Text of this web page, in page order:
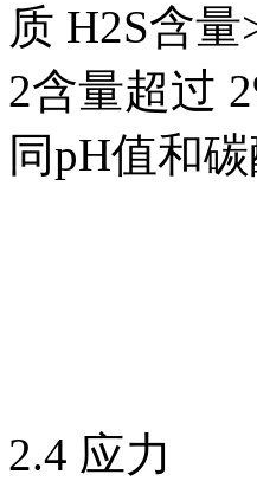
质 H2S含
2含量超过
同pH值和
2.4 应力